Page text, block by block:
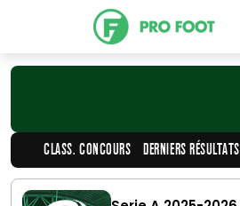
CLASS. CONCOURS DERNIERS RÉSULTATS